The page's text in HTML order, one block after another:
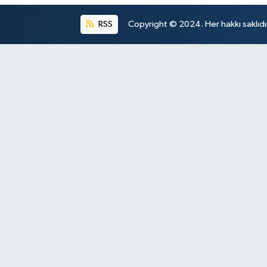
RSS Copyright © 2024. Her hakkı